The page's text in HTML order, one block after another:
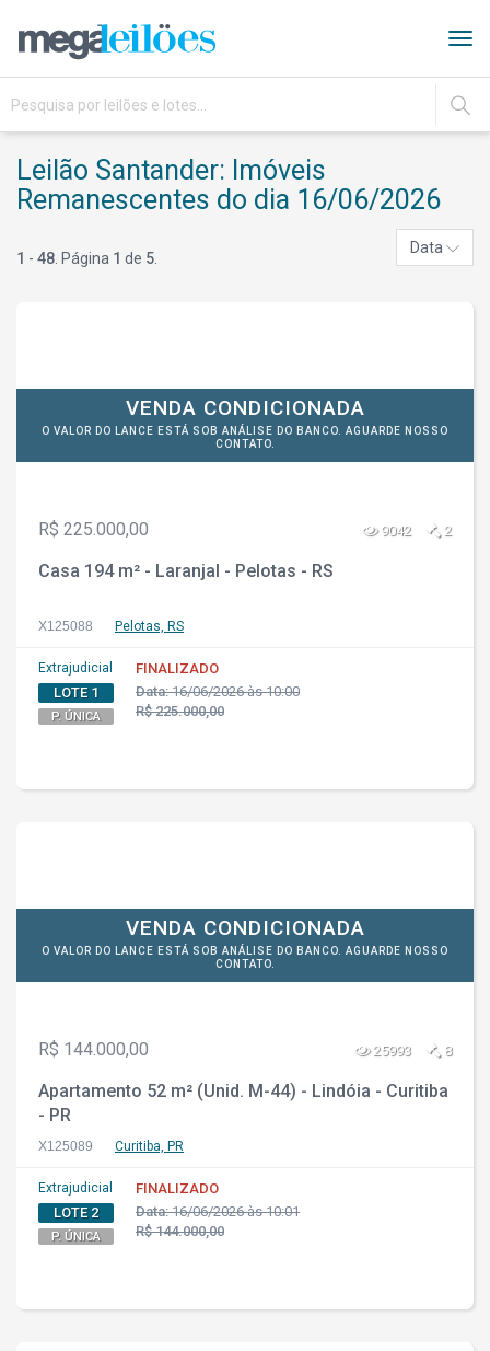
IR
Leilão Santander: Imóveis
Remanescentes do dia 16/06/2026
1 - 48 . Página 1 de 5
Data
VENDA CONDICIONADA
O VALOR DO LANCE ESTÁ SOB ANÁLISE DO BANCO. AGUARDE NOSSO
CONTATO.
R$ 225.000,00 9042 2
Casa 194 m² - Laranjal - Pelotas - RS
X125088 Pelotas, RS
Extrajudicial
LOTE 1
P. ÚNICA
FINALIZADO
Data:16/06/2026 às 10:00
R$ 225.000,00
VENDA CONDICIONADA
O VALOR DO LANCE ESTÁ SOB ANÁLISE DO BANCO. AGUARDE NOSSO
CONTATO.
R$ 144.000,00 25993 8
Apartamento 52 m² (Unid. M-44) - Lindóia - Curitiba
- PR
X125089 Curitiba, PR
Extrajudicial
LOTE 2
P. ÚNICA
FINALIZADO
Data:16/06/2026 às 10:01
R$ 144.000,00